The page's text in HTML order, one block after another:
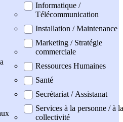
Informatique /
Télécommunication
Installation / Maintenance
Marketing / Stratégie
commerciale
Ressources Humaines
Santé
Secrétariat / Assistanat
Services à la personne / à la
collectivité